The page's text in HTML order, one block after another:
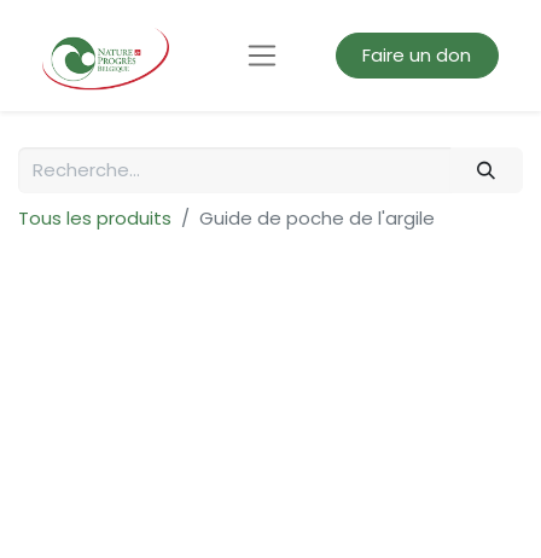
Faire un don
Tous les produits Guide de poche de l'argile